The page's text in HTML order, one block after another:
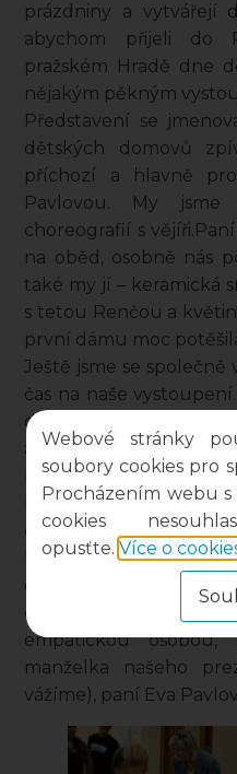
prázdniny a vytvářejí
abychom přijeli do
pražském Hradě dne
nějakým pěkným
Představení se
dětských domovů
příchozí a hlavně
Pavlovou. My jsme
choreografií s
na oběd, osobně nás
také my jí – keramická
s tetou Renčou a
první dámu moc
Ještě jsme se společně
čas na naše
dětských domovů
a další...a hlavně naši
Po vystoupení jsme
Míčovny, kde byly
děti a pak jsme šli
Rudolfovi II, který
dokonce golema.Byl
den a vážíme si
empatickou
manželka našeho
vážíme), paní Eva
Webové stránky
soubory cookies pro
Procházením webu
cookies
opusťte. Více o